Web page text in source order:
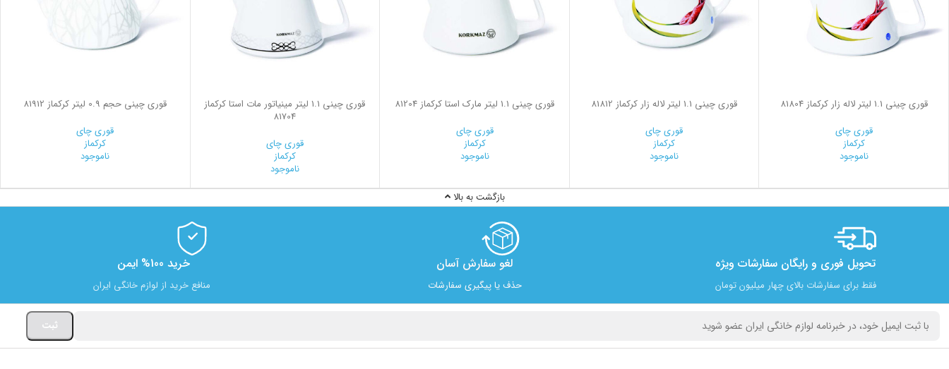
قوری چینی 1.1 لیتر لاله زار کرکماز 81804
قوری چای
کرکماز
ناموجود
قوری چینی 1.1 لیتر لاله زار کرکماز 81812
قوری چای
کرکماز
ناموجود
قوری چینی 1.1 لیتر مارك استا کرکماز 81204
قوری چای
کرکماز
ناموجود
قوری چینی 1.1 لیتر مينياتور مات استا کرکماز
81704
قوری چای
کرکماز
ناموجود
قوری چینی حجم 0.9 لیتر کرکماز 81912
قوری چای
کرکماز
ناموجود
بازگشت به بالا
تحویل فوری و رایگان سفارشات ویژه
فقط برای سفارشات بالای چهار میلیون تومان
لغو سفارش آسان​
حذف یا پیگیری سفارشات
خرید 100% ایمن
منافع خرید از لوازم خانگی ایران